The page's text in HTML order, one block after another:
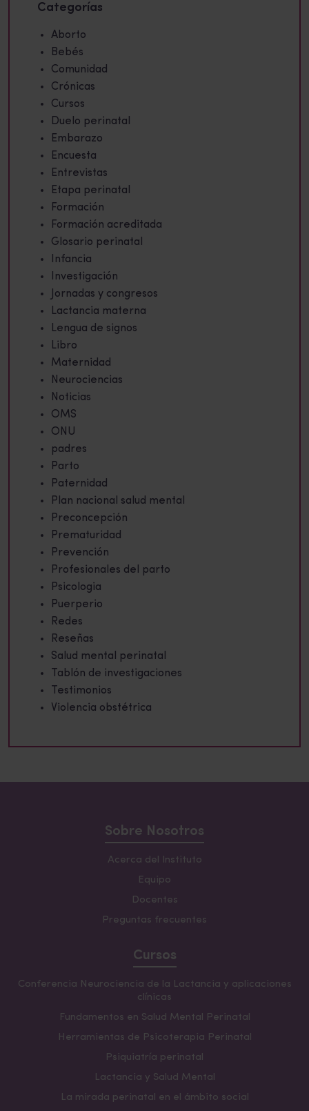
Categorías
Aborto
Bebés
Comunidad
Crónicas
Cursos
Duelo perinatal
Embarazo
Encuesta
Entrevistas
Etapa perinatal
Formación
Formación acreditada
Glosario perinatal
Infancia
Investigación
Jornadas y congresos
Lactancia materna
Lengua de signos
Libro
Maternidad
Neurociencias
Noticias
OMS
ONU
padres
Parto
Paternidad
Plan nacional salud mental
Preconcepción
Prematuridad
Prevención
Profesionales del parto
Psicologia
Puerperio
Redes
Reseñas
Salud mental perinatal
Tablón de investigaciones
Testimonios
Violencia obstétrica
Sobre Nosotros
Acerca del Instituto
Equipo
Docentes
Preguntas frecuentes
Cursos
Conferencia Neurociencia de la Lactancia y aplicaciones
clínicas
Fundamentos en Salud Mental Perinatal
Herramientas de Psicoterapia Perinatal
Psiquiatría perinatal
Lactancia y Salud Mental
La mirada perinatal en el ámbito social